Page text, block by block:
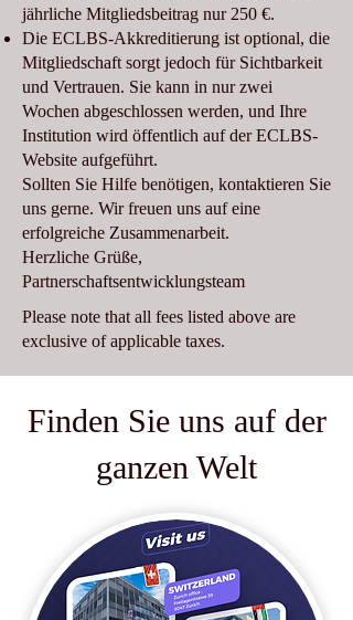
jährliche Mitgliedsbeitrag nur 250 €.
Die ECLBS-Akkreditierung ist optional, die
Mitgliedschaft sorgt jedoch für Sichtbarkeit
und Vertrauen. Sie kann in nur zwei
Wochen abgeschlossen werden, und Ihre
Institution wird öffentlich auf der ECLBS-
Website aufgeführt.
Sollten Sie Hilfe benötigen, kontaktieren Sie
uns gerne. Wir freuen uns auf eine
erfolgreiche Zusammenarbeit.
Herzliche Grüße,
Partnerschaftsentwicklungsteam
Please note that all fees listed above are
exclusive of applicable taxes.
Finden Sie uns auf der
ganzen Welt